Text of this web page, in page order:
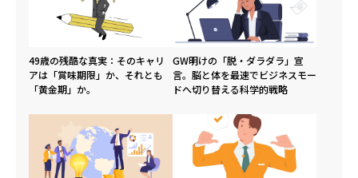
49歳の残酷な真実：そのキャリ
アは「賞味期限」か、それとも
「黄金期」か。
GW明けの「脱・ダラダラ」宣
言。脳と体を最速でビジネスモー
ドへ切り替える科学的戦略